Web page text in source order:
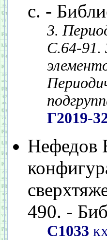
с. -
3.
С.64-91.
Г2019-
Нефедов
490. -
С1033